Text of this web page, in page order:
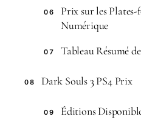
06
Prix sur les
Numérique
07 Tableau Résumé
08 Dark Souls 3 PS4 Prix
09 Éditions